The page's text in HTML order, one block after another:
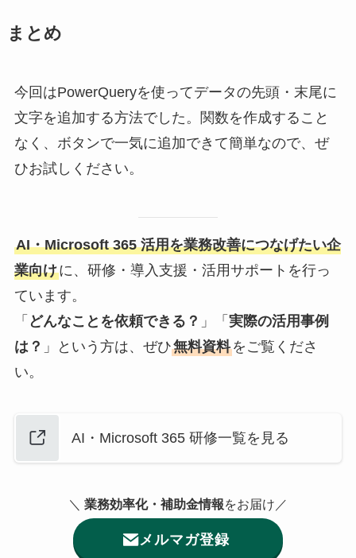
まとめ
今回はPowerQueryを使ってデータの先頭・末尾に
文字を追加する方法でした。関数を作成すること
なく、ボタンで一気に追加できて簡単なので、ぜ
ひお試しください。
AI・Microsoft 365 活用を業務改善につなげたい企
業向けに、研修・導入支援・活用サポートを行っ
ています。
「 どんなことを依頼できる？ 」「 実際の活用事例
は？ 」という方は、ぜひ無料資料をご覧くださ
い。
AI・Microsoft 365 研修一覧を見る
＼ 業務効率化・補助金情報をお届け／
メルマガ登録